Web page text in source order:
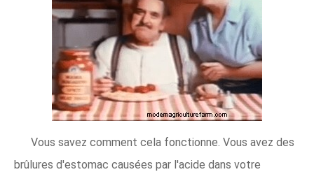
Vous savez comment cela fonctionne. Vous avez des
brûlures d'estomac causées par l'acide dans votre